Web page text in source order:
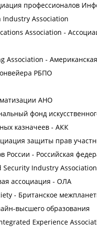
профессионалов
Association
Association -
Association -
РБПО
АНО
фонд
казначеев - АКК
защиты прав
России - Российская
Security Industry Association
ассоциация - ОЛА
- Британское
высшего образования
Experience